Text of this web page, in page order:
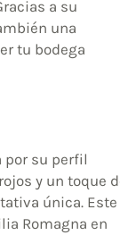
a su
una
tu bodega
por su perfil
y un toque
única. Este
Romagna en